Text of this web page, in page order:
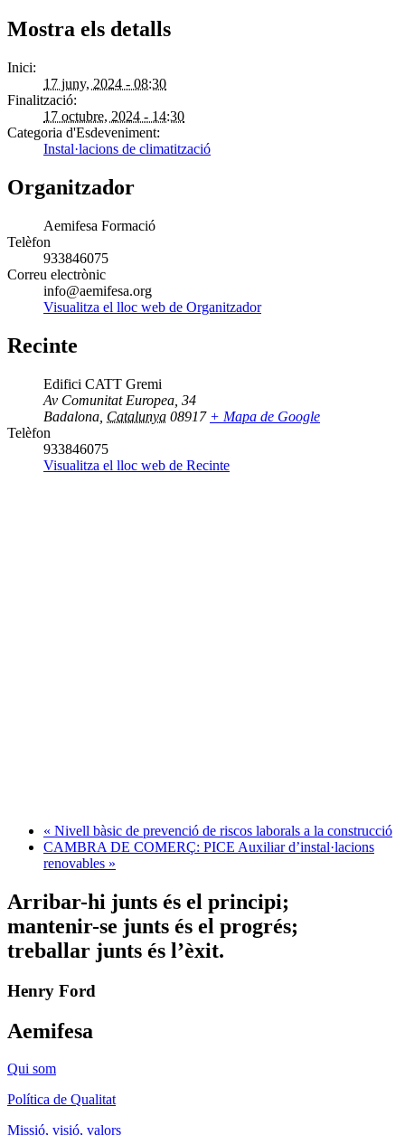
Mostra els detalls
Inici:
17 juny, 2024 - 08:30
Finalització:
17 octubre, 2024 - 14:30
Categoria d'Esdeveniment:
Instal·lacions de climatització
Organitzador
Aemifesa Formació
Telèfon
933846075
Correu electrònic
info@aemifesa.org
Visualitza el lloc web de Organitzador
Recinte
Edifici CATT Gremi
Av Comunitat Europea, 34
Badalona Catalunya 08917 + Mapa de Google
Telèfon
933846075
Visualitza el lloc web de Recinte
« Nivell bàsic de prevenció de riscos laborals a la construcció
CAMBRA DE COMERÇ: PICE Auxiliar d’instal·lacions
renovables »
Arribar-hi junts és el principi;
mantenir-se junts és el progrés;
treballar junts és l’èxit.
Henry Ford
Aemifesa
Qui som
Política de Qualitat
Missió, visió, valors